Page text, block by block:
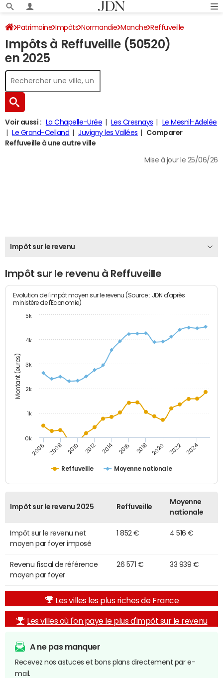
Patrimoine Impôts Normandie Manche Reffuveille
Impôt sur le revenu
Impôts à Reffuveille (50520)
en 2025
Voir aussi : La Chapelle-Urée Les Cresnays
Le Mesnil-Adelée
Le Grand-Celland
Juvigny les Vallées
Comparer
Reffuveille à une autre ville
Mise à jour le 25/06/26
Impôt sur le revenu
Impôt sur le revenu à Reffuveille
Montant (euros)
Evolution de l'impôt moyen sur le revenu (Source : JDN d'après
ministère de l'Economie)
Reffuveille Moyenne nationale
2006 2008 2010 2012 2014 2016 2018 2020 2022 2024
0k
1k
2k
3k
4k
5k
Impôt sur le revenu 2025 Reffuveille
Moyenne
nationale
Impôt sur le revenu net
moyen par foyer imposé
1 852 € 4 516 €
Revenu fiscal de référence
moyen par foyer
26 571 € 33 939 €
Les villes les plus riches de France
Les villes où l'on paye le plus d'impôt sur le revenu
A ne pas manquer
Recevez nos astuces et bons plans directement par e-
mail.